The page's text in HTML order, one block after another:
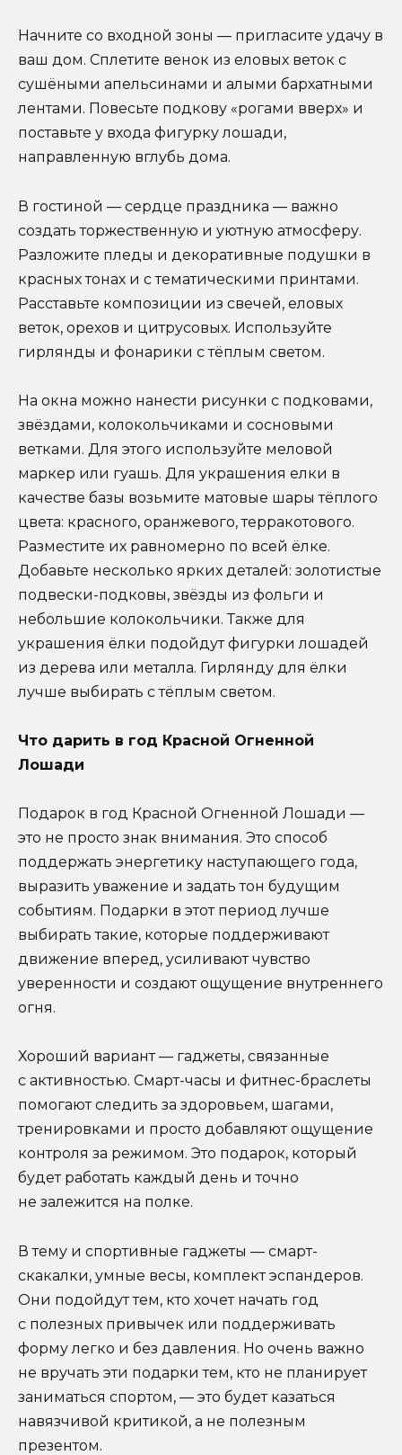
Начните со входной зоны — пригласите удачу в
ваш дом. Сплетите венок из еловых веток с
сушёными апельсинами и алыми бархатными
лентами. Повесьте подкову «рогами вверх» и
поставьте у входа фигурку лошади,
направленную вглубь дома.
В гостиной — сердце праздника — важно
создать торжественную и уютную атмосферу.
Разложите пледы и декоративные подушки в
красных тонах и с тематическими принтами.
Расставьте композиции из свечей, еловых
веток, орехов и цитрусовых. Используйте
гирлянды и фонарики с тёплым светом.
На окна можно нанести рисунки с подковами,
звёздами, колокольчиками и сосновыми
ветками. Для этого используйте меловой
маркер или гуашь. Для украшения елки в
качестве базы возьмите матовые шары тёплого
цвета: красного, оранжевого, терракотового.
Разместите их равномерно по всей ёлке.
Добавьте несколько ярких деталей: золотистые
подвески-подковы, звёзды из фольги и
небольшие колокольчики. Также для
украшения ёлки подойдут фигурки лошадей
из дерева или металла. Гирлянду для ёлки
лучше выбирать с тёплым светом.
Что дарить в год Красной Огненной
Лошади
Подарок в год Красной Огненной Лошади —
это не просто знак внимания. Это способ
поддержать энергетику наступающего года,
выразить уважение и задать тон будущим
событиям. Подарки в этот период лучше
выбирать такие, которые поддерживают
движение вперед, усиливают чувство
уверенности и создают ощущение внутреннего
огня.
Хороший вариант — гаджеты, связанные
с активностью. Смарт-часы и фитнес-браслеты
помогают следить за здоровьем, шагами,
тренировками и просто добавляют ощущение
контроля за режимом. Это подарок, который
будет работать каждый день и точно
не залежится на полке.
В тему и спортивные гаджеты — смарт-
скакалки, умные весы, комплект эспандеров.
Они подойдут тем, кто хочет начать год
с полезных привычек или поддерживать
форму легко и без давления. Но очень важно
не вручать эти подарки тем, кто не планирует
заниматься спортом, — это будет казаться
навязчивой критикой, а не полезным
презентом.